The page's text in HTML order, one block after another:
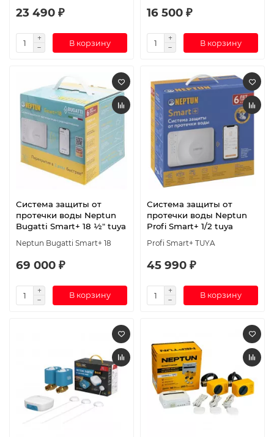
23 490 ₽
В корзину
16 500 ₽
В корзину
Система защиты от
протечки воды Neptun
Bugatti Smart+ 18 ½" tuya
Neptun Bugatti Smart+ 18
69 000 ₽
В корзину
Система защиты от
протечки воды Neptun
Profi Smart+ 1/2 tuya
Profi Smart+ TUYA
45 990 ₽
В корзину